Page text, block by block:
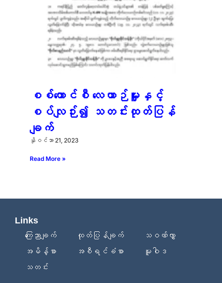
စစ်ကောင်စီ လေယာဉ်မှူးနှင့်
စပ်လျဉ်း၍ သတင်းထုတ်ပြန်
ချက်
နိုဝင်ဘာ 21, 2023
Read More »
Links
ကြေညာချက်
ထုတ်ပြန်ချက်
သဝဏ်လွှာ
အမိန့်စာ
အစီရင်ခံစာ
မူဝါဒ
သတင်း